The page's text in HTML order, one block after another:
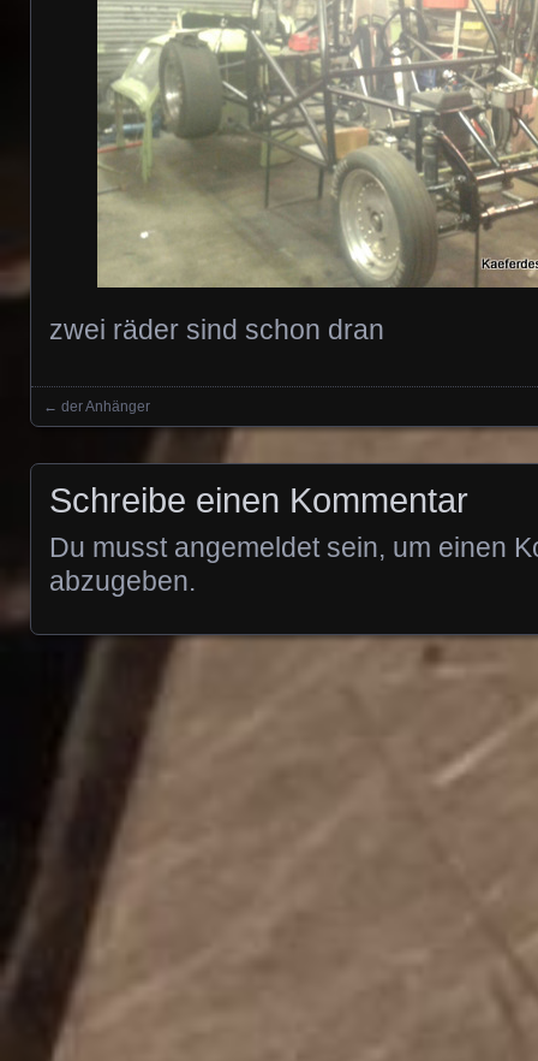
zwei räder sind schon dran
Posts navigation
← der Anhänger
Schreibe einen Kommentar
Du musst angemeldetsein, um einen
abzugeben.